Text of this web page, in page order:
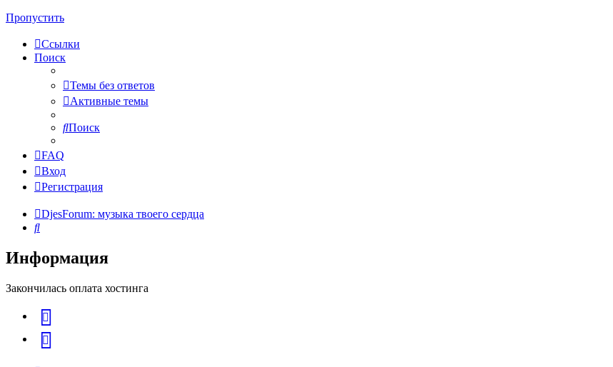
Пропустить
Ссылки
Поиск
Темы без ответов
Активные темы
Поиск
FAQ
Вход
Регистрация
DjesForum: музыка твоего сердца
Поиск
Информация
Закончилась оплата хостинга
vk
Telegram